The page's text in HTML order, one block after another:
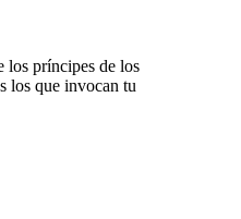
los príncipes de los
los que invocan tu